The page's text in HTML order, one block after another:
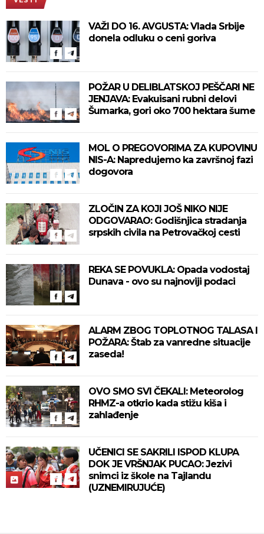
VAŽI DO 16. AVGUSTA: Vlada Srbije
donela odluku o ceni goriva
POŽAR U DELIBLATSKOJ PEŠČARI NE
JENJAVA: Evakuisani rubni delovi
Šumarka, gori oko 700 hektara šume
MOL O PREGOVORIMA ZA KUPOVINU
NIS-A: Napredujemo ka završnoj fazi
dogovora
ZLOČIN ZA KOJI JOŠ NIKO NIJE
ODGOVARAO: Godišnjica stradanja
srpskih civila na Petrovačkoj cesti
REKA SE POVUKLA: Opada vodostaj
Dunava - ovo su najnoviji podaci
ALARM ZBOG TOPLOTNOG TALASA I
POŽARA: Štab za vanredne situacije
zaseda!
OVO SMO SVI ČEKALI: Meteorolog
RHMZ-a otkrio kada stižu kiša i
zahlađenje
UČENICI SE SAKRILI ISPOD KLUPA
DOK JE VRŠNJAK PUCAO: Jezivi
snimci iz škole na Tajlandu
(UZNEMIRUJUĆE)